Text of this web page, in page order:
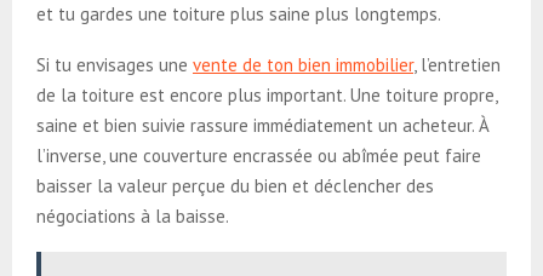
et tu gardes une toiture plus saine plus longtemps.
Si tu envisages une vente de ton bien immobilier, l’entretien
de la toiture est encore plus important. Une toiture propre,
saine et bien suivie rassure immédiatement un acheteur. À
l’inverse, une couverture encrassée ou abîmée peut faire
baisser la valeur perçue du bien et déclencher des
négociations à la baisse.